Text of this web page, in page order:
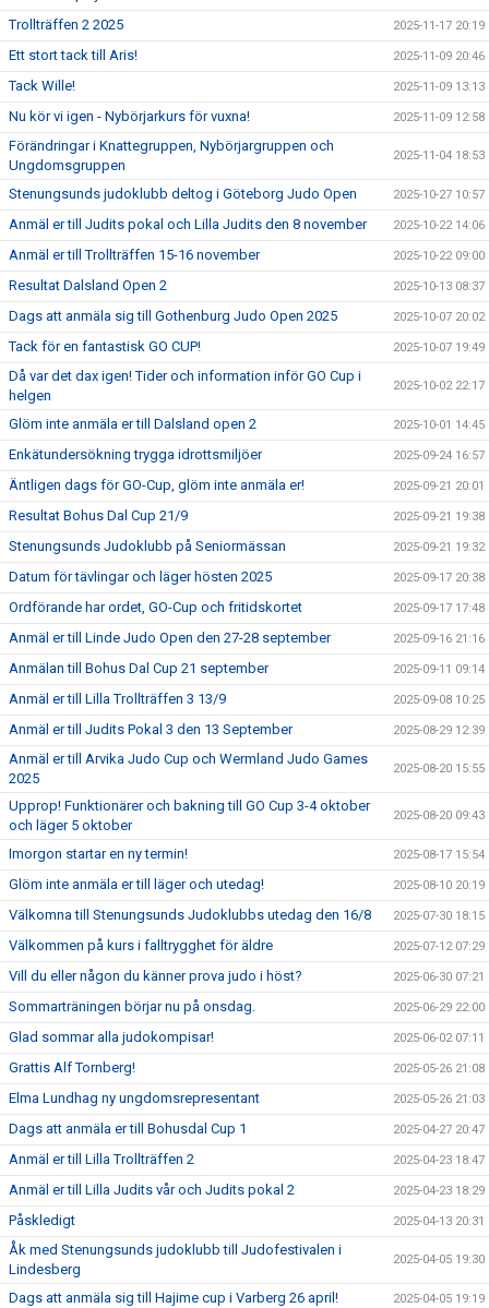
Trollträffen 2 2025 2025-11-17 20:19
Ett stort tack till Aris! 2025-11-09 20:46
Tack Wille! 2025-11-09 13:13
Nu kör vi igen - Nybörjarkurs för vuxna! 2025-11-09 12:58
Förändringar i Knattegruppen, Nybörjargruppen och
Ungdomsgruppen
2025-11-04 18:53
Stenungsunds judoklubb deltog i Göteborg Judo Open 2025-10-27 10:57
Anmäl er till Judits pokal och Lilla Judits den 8 november 2025-10-22 14:06
Anmäl er till Trollträffen 15-16 november 2025-10-22 09:00
Resultat Dalsland Open 2 2025-10-13 08:37
Dags att anmäla sig till Gothenburg Judo Open 2025 2025-10-07 20:02
Tack för en fantastisk GO CUP! 2025-10-07 19:49
Då var det dax igen! Tider och information inför GO Cup i
helgen
2025-10-02 22:17
Glöm inte anmäla er till Dalsland open 2 2025-10-01 14:45
Enkätundersökning trygga idrottsmiljöer 2025-09-24 16:57
Äntligen dags för GO-Cup, glöm inte anmäla er! 2025-09-21 20:01
Resultat Bohus Dal Cup 21/9 2025-09-21 19:38
Stenungsunds Judoklubb på Seniormässan 2025-09-21 19:32
Datum för tävlingar och läger hösten 2025 2025-09-17 20:38
Ordförande har ordet, GO-Cup och fritidskortet 2025-09-17 17:48
Anmäl er till Linde Judo Open den 27-28 september 2025-09-16 21:16
Anmälan till Bohus Dal Cup 21 september 2025-09-11 09:14
Anmäl er till Lilla Trollträffen 3 13/9 2025-09-08 10:25
Anmäl er till Judits Pokal 3 den 13 September 2025-08-29 12:39
Anmäl er till Arvika Judo Cup och Wermland Judo Games
2025
2025-08-20 15:55
Upprop! Funktionärer och bakning till GO Cup 3-4 oktober
och läger 5 oktober
2025-08-20 09:43
Imorgon startar en ny termin! 2025-08-17 15:54
Glöm inte anmäla er till läger och utedag! 2025-08-10 20:19
Välkomna till Stenungsunds Judoklubbs utedag den 16/8 2025-07-30 18:15
Välkommen på kurs i falltrygghet för äldre 2025-07-12 07:29
Vill du eller någon du känner prova judo i höst? 2025-06-30 07:21
Sommarträningen börjar nu på onsdag. 2025-06-29 22:00
Glad sommar alla judokompisar! 2025-06-02 07:11
Grattis Alf Tornberg! 2025-05-26 21:08
Elma Lundhag ny ungdomsrepresentant 2025-05-26 21:03
Dags att anmäla er till Bohusdal Cup 1 2025-04-27 20:47
Anmäl er till Lilla Trollträffen 2 2025-04-23 18:47
Anmäl er till Lilla Judits vår och Judits pokal 2 2025-04-23 18:29
Påskledigt 2025-04-13 20:31
Åk med Stenungsunds judoklubb till Judofestivalen i
Lindesberg
2025-04-05 19:30
Dags att anmäla sig till Hajime cup i Varberg 26 april! 2025-04-05 19:19